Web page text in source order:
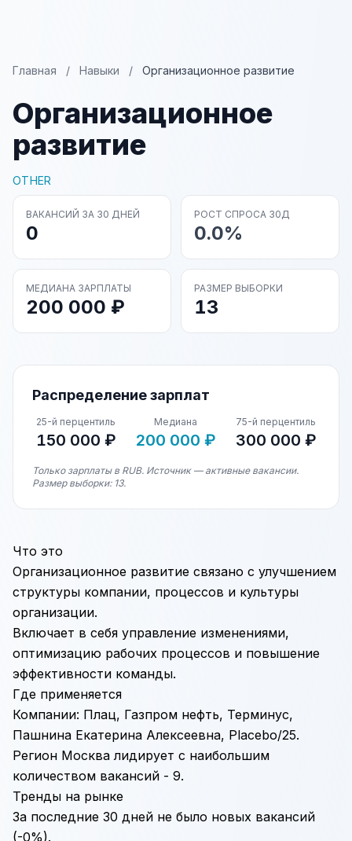
Главная / Навыки / Организационное развитие
Организационное
развитие
OTHER
ВАКАНСИЙ ЗА 30 ДНЕЙ
0
РОСТ СПРОСА 30Д
0.0%
МЕДИАНА ЗАРПЛАТЫ
200 000 ₽
РАЗМЕР ВЫБОРКИ
13
Распределение зарплат
25-й перцентиль
150 000 ₽
Медиана
200 000 ₽
75-й перцентиль
300 000 ₽
Только зарплаты в RUB. Источник — активные вакансии.
Размер выборки: 13.
Что это
Организационное развитие связано с улучшением
структуры компании, процессов и культуры
организации.
Включает в себя управление изменениями,
оптимизацию рабочих процессов и повышение
эффективности команды.
Где применяется
Компании: Плац, Газпром нефть, Терминус,
Пашнина Екатерина Алексеевна, Placebo/25.
Регион Москва лидирует с наибольшим
количеством вакансий - 9.
Тренды на рынке
За последние 30 дней не было новых вакансий
(-0%).